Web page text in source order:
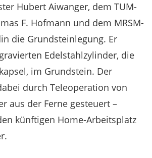
Hubert Aiwanger, dem TUM-
F. Hofmann und dem MRSM-
die Grundsteinlegung. Er
Edelstahlzylinder, die
im Grundstein. Der
durch Teleoperation von
aus der Ferne gesteuert –
künftigen Home-Arbeitsplatz